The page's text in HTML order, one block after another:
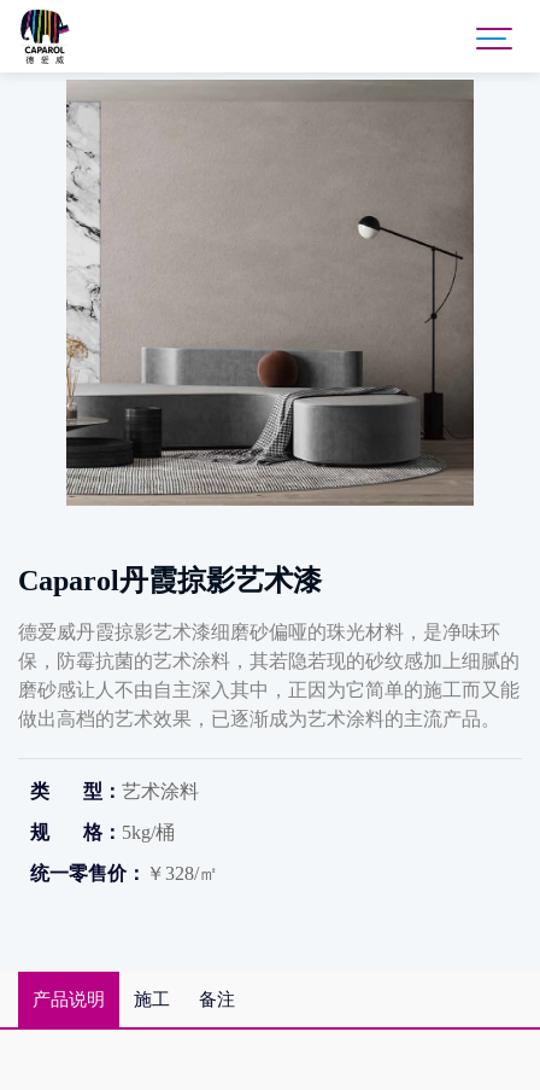
Caparol丹霞掠影艺术漆
德爱威丹霞掠影艺术漆细磨砂偏哑的珠光材料，是净味环
保，防霉抗菌的艺术涂料，其若隐若现的砂纹感加上细腻的
磨砂感让人不由自主深入其中，正因为它简单的施工而又能
做出高档的艺术效果，已逐渐成为艺术涂料的主流产品。
类 型： 艺术涂料
规 格： 5kg/桶
统一零售价： ￥328/㎡
产品说明 施工 备注